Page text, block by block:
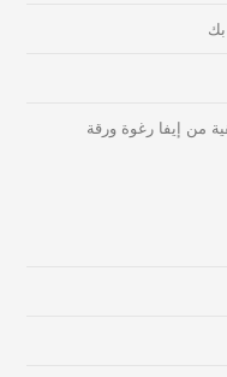
من إيفا رغوة ورقة